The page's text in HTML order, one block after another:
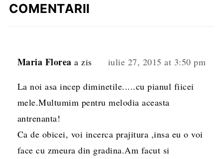
COMENTARII
Maria Florea a zis iulie 27, 2015 at 3:50 pm
La noi asa incep diminetile.....cu pianul fiicei
mele.Multumim pentru melodia aceasta
antrenanta!
Ca de obicei, voi incerca prajitura ,insa eu o voi
face cu zmeura din gradina.Am facut si